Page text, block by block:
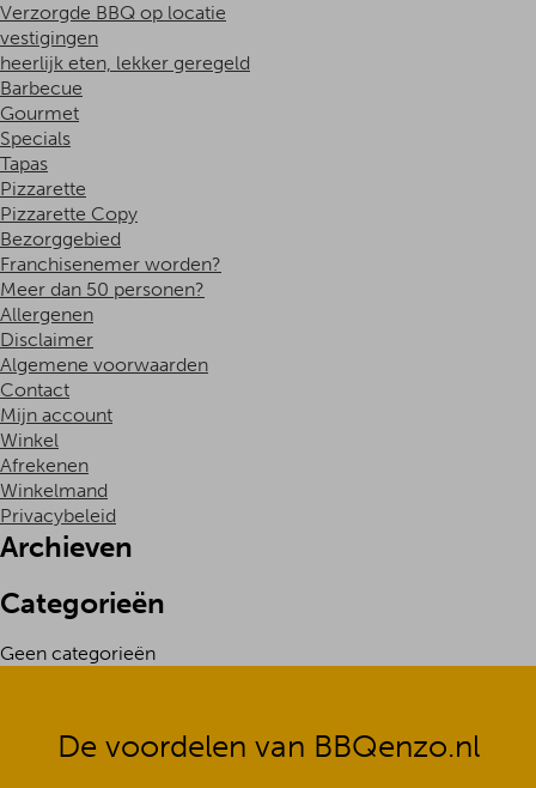
Verzorgde BBQ op locatie
vestigingen
heerlijk eten, lekker geregeld
Barbecue
Gourmet
Specials
Tapas
Pizzarette
Pizzarette Copy
Bezorggebied
Franchisenemer worden?
Meer dan 50 personen?
Allergenen
Disclaimer
Algemene voorwaarden
Contact
Mijn account
Winkel
Afrekenen
Winkelmand
Privacybeleid
Archieven
Categorieën
Geen categorieën
De voordelen van BBQenzo.nl